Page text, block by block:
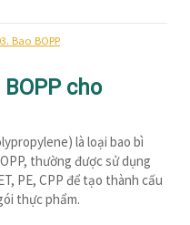
Bao BOPP
cho
là loại bao bì
thường được sử dụng
PE, CPP để tạo thành cấu
thực phẩm.